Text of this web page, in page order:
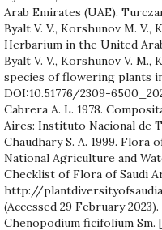
Arab Emirates (UAE).
Byalt V. V., Korshunov M.
Herbarium in the United
Byalt V. V., Korshunov V. M.,
species of flowering plants
DOI:10.51776/2309-
Cabrera A. L. 1978.
Aires: Instituto Nacional de
Chaudhary S. A. 1999. Flora
National Agriculture and
Checklist of Flora of Saudi
http://
(Accessed 29 February 2023).
Chenopodium ficifolium Sm.